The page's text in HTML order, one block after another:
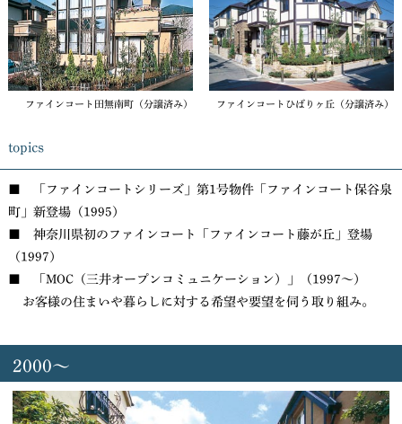
ファインコート田無南町（分譲済み） ファインコートひばりヶ丘（分譲済み）
topics
■ 「ファインコートシリーズ」第1号物件「ファインコート保谷泉
町」新登場（1995）
■ 神奈川県初のファインコート「ファインコート藤が丘」登場
（1997）
■ 「MOC（三井オープンコミュニケーション）」（1997〜）
お客様の住まいや暮らしに対する希望や要望を伺う取り組み。
2000～